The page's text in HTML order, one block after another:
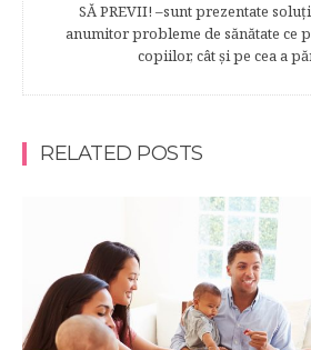
SĂ PREVII! –sunt prezentate
anumitor probleme de sănătate ce
copiilor, cât şi pe cea a
RELATED POSTS